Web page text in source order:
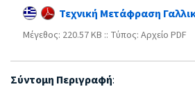
Τεχνική Μετάφραση
Mέγεθος: 220.57 KB :: Τύπος: Αρχείο PDF
Σύντομη Περιγραφή: